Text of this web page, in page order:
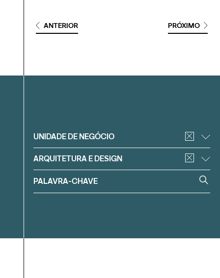
ANTERIOR PRÓXIMO
Filtrar
UNIDADE DE NEGÓCIO
ARQUITETURA E DESIGN